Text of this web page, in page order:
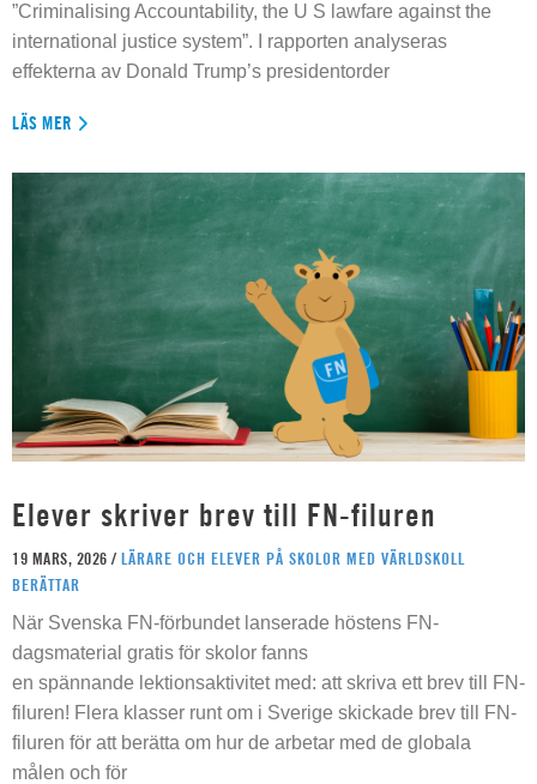
”Criminalising Accountability, the U S lawfare against the
international justice system”. I rapporten analyseras
effekterna av Donald Trump’s presidentorder
LÄS MER
Elever skriver brev till FN-filuren
19 MARS, 2026 / LÄRARE OCH ELEVER PÅ SKOLOR MED VÄRLDSKOLL
BERÄTTAR
När Svenska FN-förbundet lanserade höstens FN-
dagsmaterial gratis för skolor fanns
en spännande lektionsaktivitet med: att skriva ett brev till FN-
filuren! Flera klasser runt om i Sverige skickade brev till FN-
filuren för att berätta om hur de arbetar med de globala
målen och för